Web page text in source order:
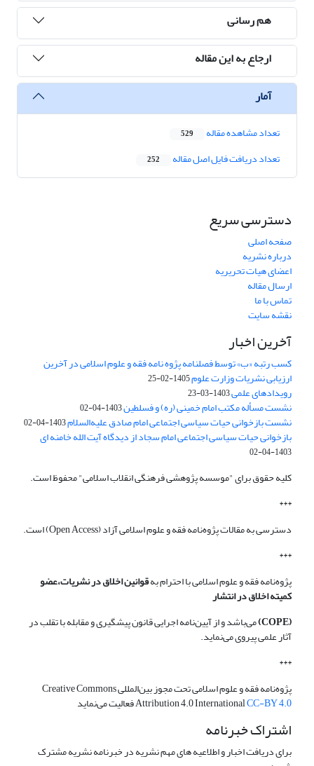
هم رسانی
ارجاع به این مقاله
آمار
تعداد مشاهده مقاله 529
تعداد دریافت فایل اصل مقاله 252
دسترسی سریع
صفحه اصلی
درباره نشریه
اعضای هیات تحریریه
ارسال مقاله
تماس با ما
نقشه سایت
آخرین اخبار
کسب رتبه «ب» توسط فصلنامه پژوه نامه فقه و علوم اسلامی در آخرین
ارزیابی نشریات وزارت علوم1405-02-25
رویدادهای علمی1403-03-23
نشست مسأله مکتب امام خمینی (ره) و فسلطین1403-04-02
نشست بازخوانی حیات سیاسی اجتماعی امام صادق علیه‌السلام1403-04-02
بازخوانی حیات سیاسی اجتماعی امام سجاد از دیدگاه آیت الله خامنه ای
1403-04-02
کلیه حقوق برای "موسسه پژوهشی فرهنگی انقلاب اسلامی" محفوظ است.
***
دسترسی به مقالات پژوه‌نامه فقه و علوم اسلامی آزاد (Open Access) است.
***
پژوه‌نامه فقه و علوم اسلامی با احترام بهقوانین اخلاق در نشریات،عضو
کمیته اخلاق در انتشار
(COPE)
می‌باشد و از آیین‌نامه اجرایی قانون پیشگیری و مقابله با تقلب در
آثار علمی پیروی می‌نماید.
***
پژوه‌نامه فقه و علوم اسلامی تحت مجوز بین‌المللی Creative Commons
Attribution 4.0 InternationalCC-BY 4.0 فعالیت می‌نماید
اشتراک خبرنامه
برای دریافت اخبار و اطلاعیه های مهم نشریه در خبرنامه نشریه مشترک